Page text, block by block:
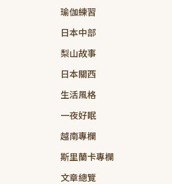
瑜伽練習
日本中部
梨山故事
日本關西
生活風格
一夜好眠
越南專欄
斯里蘭卡專欄
文章總覽